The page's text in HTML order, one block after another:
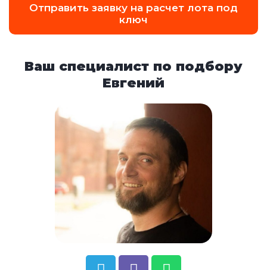
Отправить заявку на расчет лота под
ключ
Ваш специалист по подбору
Евгений